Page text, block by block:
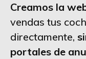
Creamos la
vendas tus
directamente,
portales de